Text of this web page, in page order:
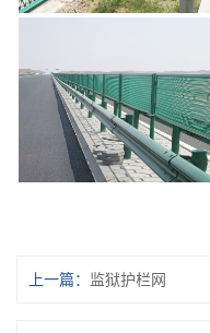
上一篇： 监狱护栏网